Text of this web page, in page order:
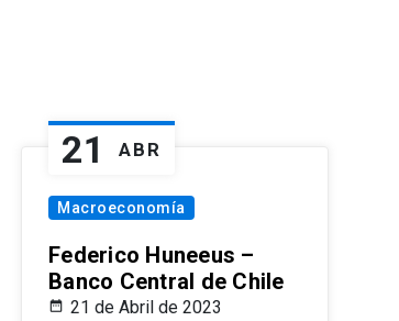
21 ABR
Macroeconomía
Federico Huneeus –
Banco Central de Chile
21 de Abril de 2023